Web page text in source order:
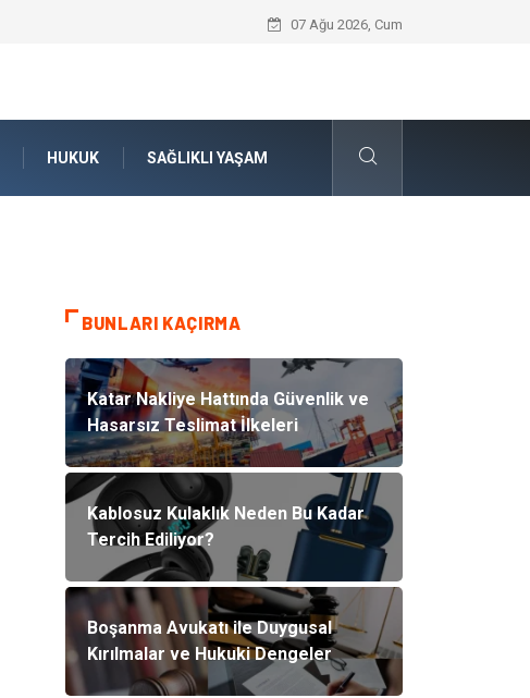
Ataşehir Gitar Dersi Ve Çocuk
07 Ağu 2026, Cum
HUKUK SAĞLIKLI YAŞAM
BUNLARI KAÇIRMA
Katar Nakliye Hattında Güvenlik ve
Hasarsız Teslimat İlkeleri
Kablosuz Kulaklık Neden Bu Kadar
Tercih Ediliyor?
Boşanma Avukatı ile Duygusal
Kırılmalar ve Hukuki Dengeler